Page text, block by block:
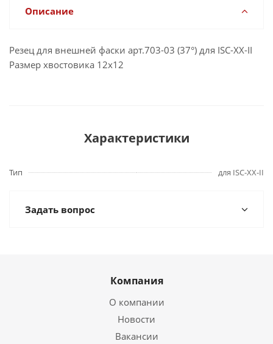
Описание
Резец для внешней фаски арт.703-03 (37°) для ISC-ХХ-II
Размер хвостовика 12х12
Характеристики
Тип для ISC-XX-II
Задать вопрос
Компания
О компании
Новости
Вакансии